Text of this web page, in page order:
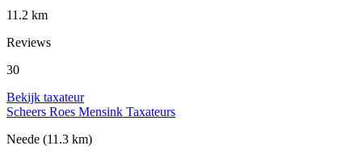
11.2 km
Reviews
30
Bekijk taxateur
Scheers Roes Mensink Taxateurs
Neede (11.3 km)